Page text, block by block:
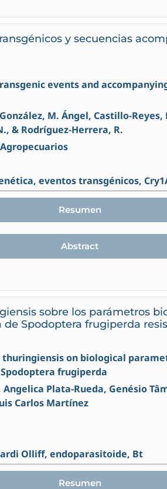
y secuencias
events and
M. Ángel, Castillo-Reyes,
& Rodríguez-Herrera, R.
eventos transgénicos,
Resumen
Abstract
sobre los parámetros
Spodoptera frugiperda
on biological
frugiperda
Plata-Rueda, Genésio
Carlos Martínez
Olliff, endoparasitoide, Bt
Resumen